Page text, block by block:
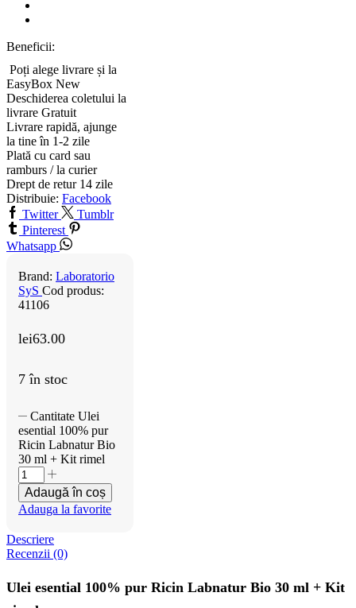
Beneficii:
Poți alege livrare și la
EasyBox New
Deschiderea coletului la
livrare Gratuit
Livrare rapidă, ajunge
la tine în 1-2 zile
Plată cu card sau
ramburs / la curier
Drept de retur 14 zile
Distribuie: Facebook
Twitter
Tumblr
Pinterest
Whatsapp
Brand: Laboratorio
SyS Cod produs:
41106
lei63.00
7 în stoc
Cantitate Ulei
esential 100% pur
Ricin Labnatur Bio
30 ml + Kit rimel
Adaugă în coș
Adauga la favorite
Descriere
Recenzii (0)
Ulei esential 100% pur Ricin Labnatur Bio 30 ml + Kit